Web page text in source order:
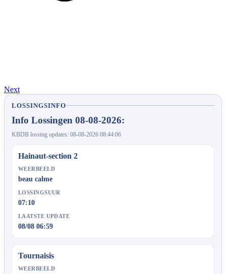
Next
LOSSINGSINFO
Info Lossingen 08-08-2026:
KBDB lossing updates: 08-08-2026 08:44:06
Hainaut-section 2
WEERBEELD
beau calme
LOSSINGSUUR
07:10
LAATSTE UPDATE
08/08 06:59
Tournaisis
WEERBEELD